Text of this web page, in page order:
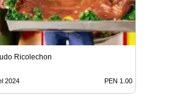
Ricolechon
2024 PEN 1.00